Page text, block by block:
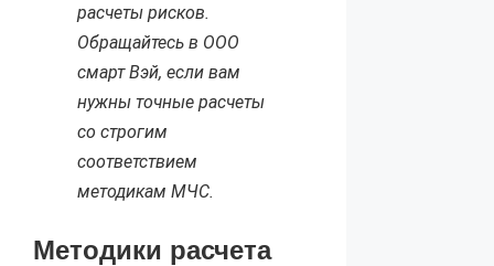
расчеты рисков.
Обращайтесь в ООО
смарт Вэй, если вам
нужны точные расчеты
со строгим
соответствием
методикам МЧС.
Методики расчета